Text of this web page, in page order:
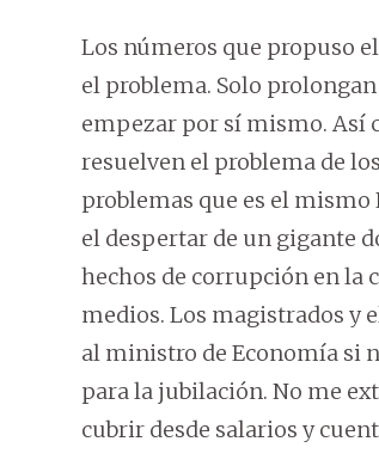
Los números que propuso
el problema. Solo
empezar por sí mismo. Así
resuelven el problema de
problemas que es el mismo
el despertar de un gigante
hechos de corrupción en la
medios. Los magistrados y
al ministro de Economía si
para la jubilación. No me
cubrir desde salarios y